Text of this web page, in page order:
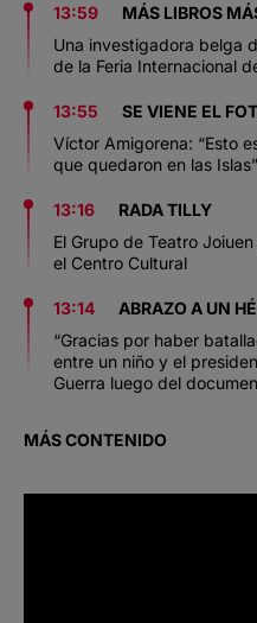
13:59
MÁS LIBROS
Una investigadora belga
de la Feria Internacional
13:55
SE VIENE EL
Víctor Amigorena: “Esto
que quedaron en las Islas”
13:16
RADA TILLY
El Grupo de Teatro
el Centro Cultural
13:14
ABRAZO A UN
“Gracias por haber
entre un niño y el
Guerra luego del
MÁS CONTENIDO